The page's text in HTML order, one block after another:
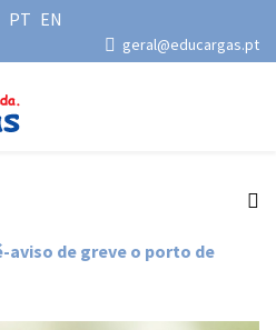
PT EN
geral@educargas.pt
aviso de greve o porto de